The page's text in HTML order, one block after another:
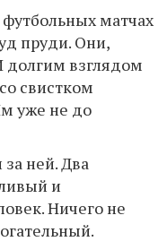
матчах
пруди. Они,
долгим взглядом
свистком
уже не до
ней. Два
и
Ничего не